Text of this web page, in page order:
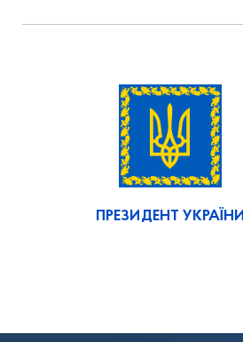
ПРЕЗИДЕНТ УКРАЇНИ